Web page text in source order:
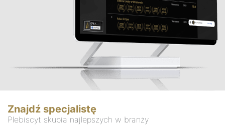
Znajdź specjalistę
Plebiscyt skupia najlepszych w branży